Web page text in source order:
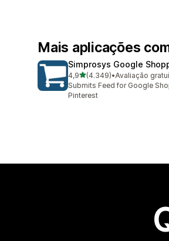
Mais aplicações
Simprosys Google
4,9de 5 estrelas
(4.349)
4349 total de avaliações
•Avaliação
Submits Feed for Google
Pinterest